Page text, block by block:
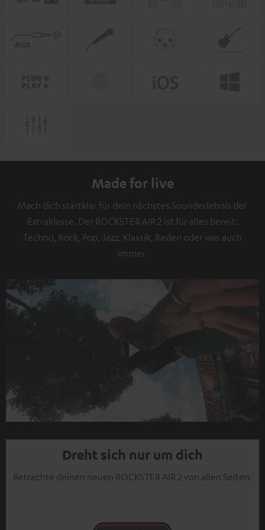
Made for live
Mach dich startklar für dein nächstes Sounderlebnis der
Extraklasse. Der ROCKSTER AIR 2 ist für alles bereit:
Techno, Rock, Pop, Jazz, Klassik, Reden oder was auch
immer.
Video
Dreht sich nur um dich
Betrachte deinen neuen ROCKSTER AIR 2 von allen Seiten.